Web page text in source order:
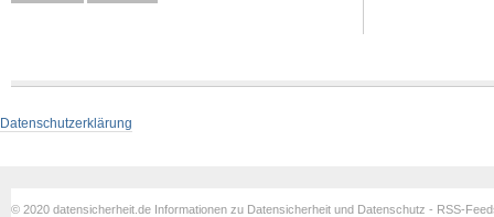
Datenschutzerklärung
© 2020 datensicherheit.de Informationen zu Datensicherheit und Datenschutz - RSS-